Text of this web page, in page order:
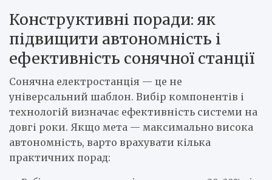
Конструктивні поради: як
підвищити автономність і
ефективність сонячної станції
Сонячна електростанція — це не
універсальний шаблон. Вибір компонентів і
технологій визначає ефективність системи на
довгі роки. Якщо мета — максимально висока
автономність, варто врахувати кілька
практичних порад: